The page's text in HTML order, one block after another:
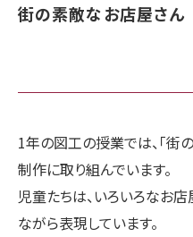
街の素敵なお店屋さん
1年の図工の授業では、「街
制作に取り組んでいます。
児童たちは、いろいろなお
ながら表現しています。